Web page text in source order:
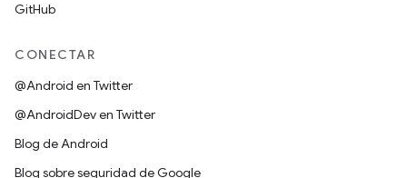
GitHub
CONECTAR
@Android en Twitter
@AndroidDev en Twitter
Blog de Android
Blog sobre seguridad de Google